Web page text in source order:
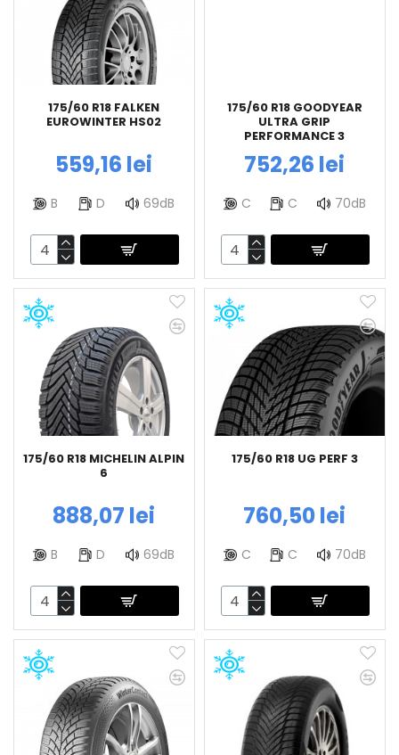
175/60 R18 FALKEN
EUROWINTER HS02
559,16 lei
B D 69dB
175/60 R18 GOODYEAR
ULTRA GRIP
PERFORMANCE 3
752,26 lei
C C 70dB
175/60 R18 MICHELIN ALPIN
6
888,07 lei
B D 69dB
175/60 R18 UG PERF 3
760,50 lei
C C 70dB